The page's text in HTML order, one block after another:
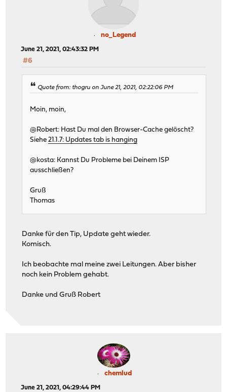
no_Legend
June 21, 2021, 02:43:32 PM
#6
Quote from: thogru on June 21, 2021, 02:22:06 PM
Moin, moin,
@Robert: Hast Du mal den Browser-Cache gelöscht?
Siehe21.1.7: Updates tab is hanging
@kosta: Kannst Du Probleme bei Deinem ISP
ausschließen?
Gruß
Thomas
Danke für den Tip, Update geht wieder.
Komisch.
Ich beobachte mal meine zwei Leitungen. Aber bisher
noch kein Problem gehabt.
Danke und Gruß Robert
chemlud
June 21, 2021, 04:29:44 PM